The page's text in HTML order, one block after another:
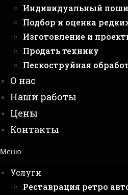
Индивидуальный
Подбор и оценка
Изготовление и
Продать технику
Пескоструйная
О нас
Наши работы
Цены
Контакты
Меню
Услуги
Реставрация ретро